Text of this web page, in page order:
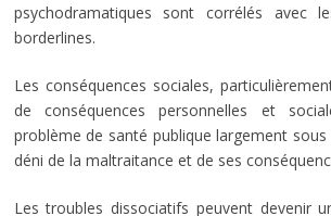
psychodramatiques sont corrélés avec
borderlines.
Les conséquences sociales,
de conséquences personnelles et
problème de santé publique largement
déni de la maltraitance et de ses
Les troubles dissociatifs peuvent devenir